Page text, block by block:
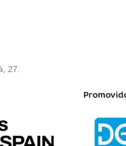
27.